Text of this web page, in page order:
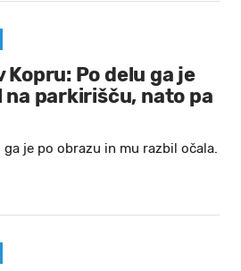
Kopru: Po delu ga je
na parkirišču, nato pa
ga je po obrazu in mu razbil očala.